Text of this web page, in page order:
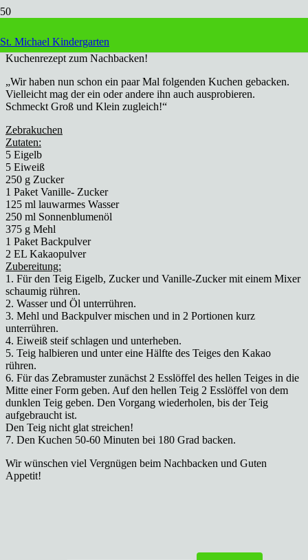
St. Michael Kindergarten
Uns erreichte eine Nachricht von Familie Kuhlmann mit einem
Kuchenrezept zum Nachbacken!
„Wir haben nun schon ein paar Mal folgenden Kuchen gebacken.
Vielleicht mag der ein oder andere ihn auch ausprobieren.
Schmeckt Groß und Klein zugleich!“
Zebrakuchen
Zutaten:
5 Eigelb
5 Eiweiß
250 g Zucker
1 Paket Vanille- Zucker
125 ml lauwarmes Wasser
250 ml Sonnenblumenöl
375 g Mehl
1 Paket Backpulver
2 EL Kakaopulver
Zubereitung:
1. Für den Teig Eigelb, Zucker und Vanille-Zucker mit einem Mixer
schaumig rühren.
2. Wasser und Öl unterrühren.
3. Mehl und Backpulver mischen und in 2 Portionen kurz
unterrühren.
4. Eiweiß steif schlagen und unterheben.
5. Teig halbieren und unter eine Hälfte des Teiges den Kakao
rühren.
6. Für das Zebramuster zunächst 2 Esslöffel des hellen Teiges in die
Mitte einer Form geben. Auf den hellen Teig 2 Esslöffel von dem
dunklen Teig geben. Den Vorgang wiederholen, bis der Teig
aufgebraucht ist.
Den Teig nicht glat streichen!
7. Den Kuchen 50-60 Minuten bei 180 Grad backen.
Wir wünschen viel Vergnügen beim Nachbacken und Guten
Appetit!